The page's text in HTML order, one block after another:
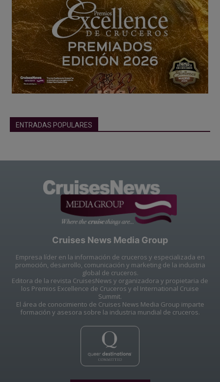
ENTRADAS POPULARES
Cruises News Media Group
Empresa líder en la información de cruceros y especializada en
promoción, desarrollo, comunicación y marketing de la industria
global de cruceros.
Editora de la revista CruisesNews y organizadora y propietaria de
los Premios Excellence de Cruceros y el International Cruise
Summit.
El área de conocimiento de Cruises News Media Group imparte
formación y asesora sobre la industria mundial de cruceros.